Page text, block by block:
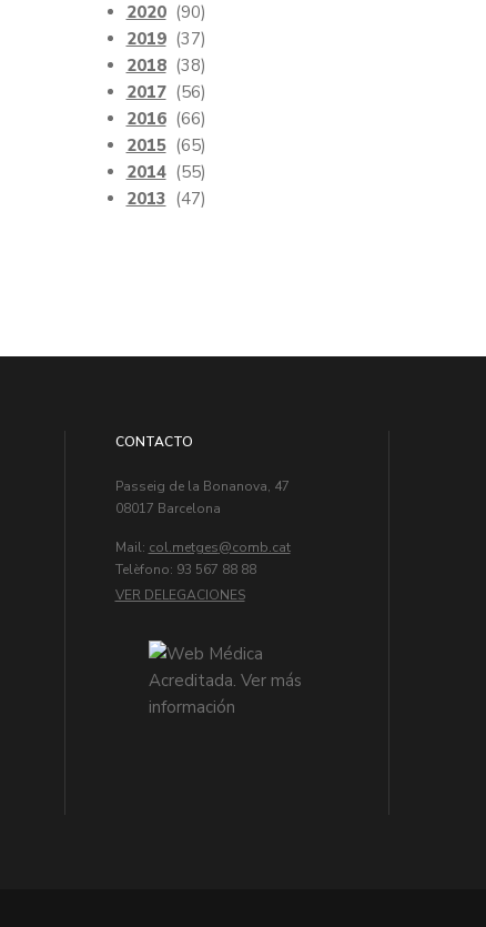
2020 (90)
2019 (37)
2018 (38)
2017 (56)
2016 (66)
2015 (65)
2014 (55)
2013 (47)
CONTACTO
Passeig de la Bonanova, 47
08017 Barcelona
Mail: col.metges
Telèfono: 93 567 88 88
VER DELEGACIONES